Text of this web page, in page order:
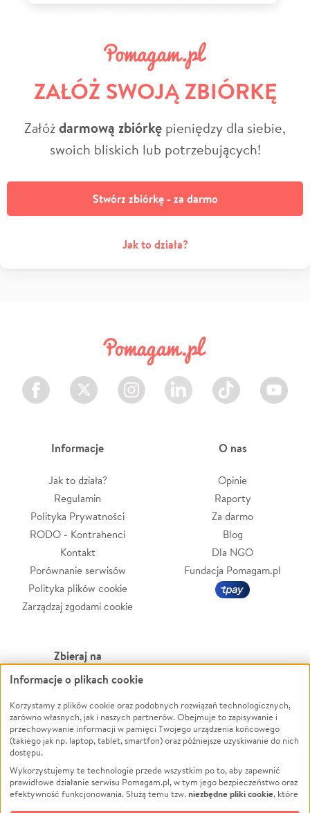
ZAŁÓŻ SWOJĄ ZBIÓRKĘ
Załóżdarmową zbiórkę pieniędzy dla siebie,
swoich bliskich lub potrzebujących!
Stwórz zbiórkę - za darmo
Jak to działa?
Facebook Twitter Instagram LinkedIn TikTok Youtube
Informacje
Jak to działa?
Regulamin
Polityka Prywatności
RODO - Kontrahenci
Kontakt
Porównanie serwisów
Polityka plików cookie
Zarządzaj zgodami cookie
O nas
Opinie
Raporty
Za darmo
Blog
Dla NGO
Fundacja Pomagam.pl
Zbieraj na
Leczenie
Zwierzęta
Pożar
Ukraina
Pomoc Finansowa
Projekty
Powódź
Wichura
NGO
Edukacja
Podróż
Informacje o plikach cookie
Korzystamy z plików cookie oraz podobnych rozwiązań technologicznych,
zarówno własnych, jak i naszych partnerów. Obejmuje to zapisywanie i
przechowywanie informacji w pamięci Twojego urządzenia końcowego
(takiego jak np. laptop, tablet, smartfon) oraz późniejsze uzyskiwanie do nich
dostępu.
Wykorzystujemy te technologie przede wszystkim po to, aby zapewnić
prawidłowe działanie serwisu Pomagam.pl, w tym jego bezpieczeństwo oraz
efektywność funkcjonowania. Służą temu tzw.niezbędne pliki cookie, które